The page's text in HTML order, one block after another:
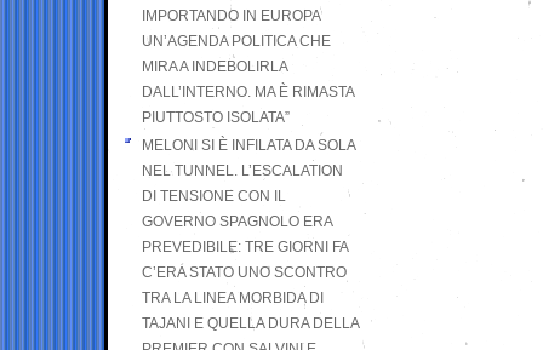
IMPORTANDO IN EUROPA
UN’AGENDA POLITICA CHE
MIRA A INDEBOLIRLA
DALL’INTERNO. MA È RIMASTA
PIUTTOSTO ISOLATA”
MELONI SI È INFILATA DA SOLA
NEL TUNNEL. L’ESCALATION
DI TENSIONE CON IL
GOVERNO SPAGNOLO ERA
PREVEDIBILE: TRE GIORNI FA
C’ERA STATO UNO SCONTRO
TRA LA LINEA MORBIDA DI
TAJANI E QUELLA DURA DELLA